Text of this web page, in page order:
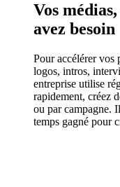
Vos
avez besoin
Pour accélérer vos
logos, intros,
entreprise utilise
rapidement, créez
ou par campagne.
temps gagné pour